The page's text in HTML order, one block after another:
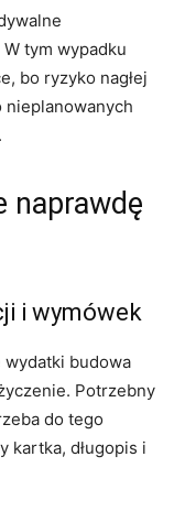
tym wypadku
bo ryzyko nagłej
nieplanowanych
naprawdę
i wymówek
wydatki budowa
Potrzebny
do tego
kartka, długopis i